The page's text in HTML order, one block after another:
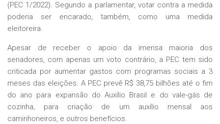
(PEC 1/2022). Segundo a parlamentar, votar contra a medida
poderia ser encarado, também, como uma medida
eleitoreira.
Apesar de receber o apoio da imensa maioria dos
senadores, com apenas um voto contrário, a PEC tem sido
criticada por aumentar gastos com programas sociais a 3
meses das eleições. A PEC prevê R$ 38,75 bilhões até o fim
do ano para expansão do Auxílio Brasil e do vale-gás de
cozinha, para criação de um auxílio mensal aos
caminhoneiros, e outros benefícios.